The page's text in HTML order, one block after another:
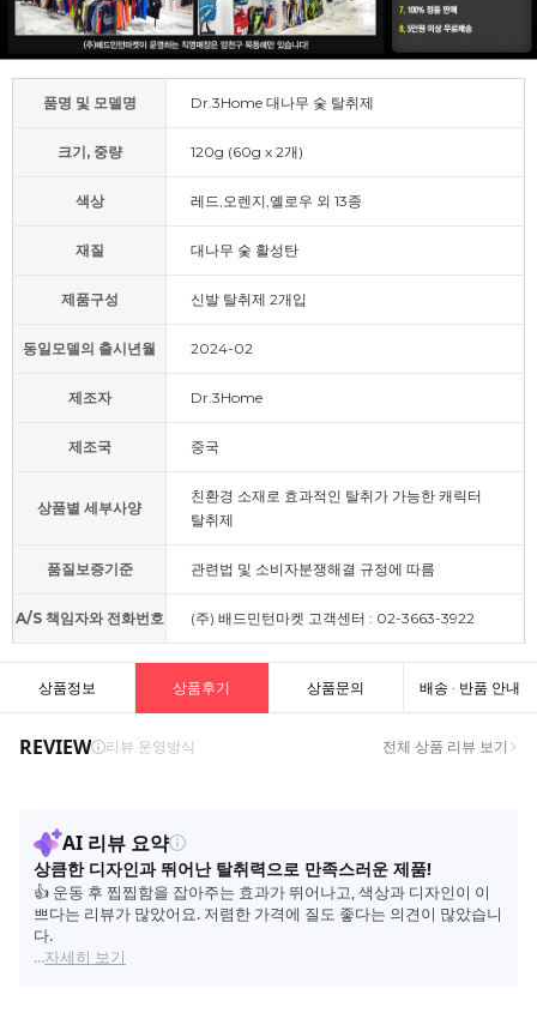
품명 및 모델명 Dr.3Home 대나무 숯 탈취제
크기, 중량 120g (60g x 2개)
색상 레드,오렌지,옐로우 외 13종
재질 대나무 숯 활성탄
제품구성 신발 탈취제 2개입
동일모델의 출시년월 2024-02
제조자 Dr.3Home
제조국 중국
상품별 세부사양
친환경 소재로 효과적인 탈취가 가능한 캐릭터
탈취제
품질보증기준 관련법 및 소비자분쟁해결 규정에 따름
A/S 책임자와 전화번호 (주) 배드민턴마켓 고객센터 : 02-3663-3922
상품정보 상품후기 상품문의 배송 · 반품 안내